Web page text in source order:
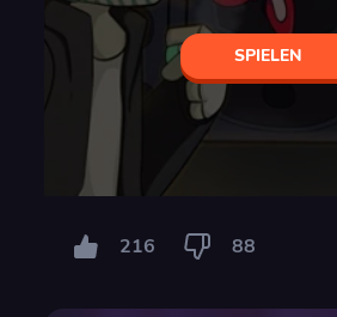
SPIELEN
216 88